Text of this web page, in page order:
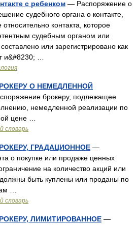
с ребенком — Распоряжение о
судебного органа о контакте,
контакта, которое
судебным органом или
или зарегистрировано как
и&#8230; …
О НЕМЕДЛЕННОЙ
брокеру, подлежащее
немедленной реализации по
цене …
словарь
ГРАДАЦИОННОЕ —
о покупке или продаже ценных
на количество акций или
быть куплены или проданы по
…
словарь
ЛИМИТИРОВАННОЕ —